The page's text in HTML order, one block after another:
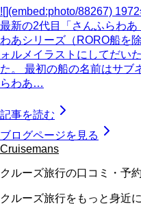
![](embed:photo/88267)
最新の2代目「さんふらわ
わあシリーズ（RORO船を
ォルメイラストにしてだい
た。 最初の船の名前はサブ
らわあ…
記事を読む
ブログページを見る
Cruisemans
クルーズ旅行の口コミ・予
クルーズ旅行をもっと身近に